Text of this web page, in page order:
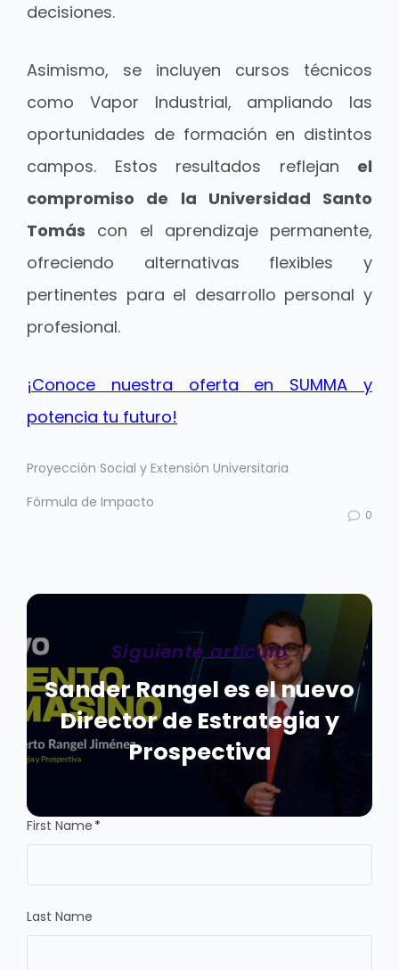
decisiones.
Asimismo, se incluyen cursos técnicos
como Vapor Industrial, ampliando las
oportunidades de formación en distintos
campos. Estos resultados reflejan el
compromiso de la Universidad Santo
Tomás con el aprendizaje permanente,
ofreciendo alternativas flexibles y
pertinentes para el desarrollo personal y
profesional.
¡Conoce nuestra oferta en SUMMA y
potencia tu futuro!
Proyección Social y Extensión Universitaria
Fórmula de Impacto
0
Siguiente artículo
Sander Rangel es el nuevo
Director de Estrategia y
Prospectiva
First Name *
Last Name